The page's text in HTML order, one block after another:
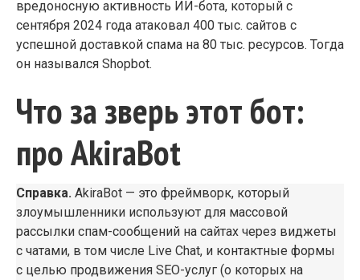
вредоносную активность ИИ-бота, который с
сентября 2024 года атаковал 400 тыс. сайтов с
успешной доставкой спама на 80 тыс. ресурсов. Тогда
он назывался Shopbot.
Что за зверь этот бот:
про AkiraBot
Справка. AkiraBot — это фреймворк, который
злоумышленники используют для массовой
рассылки спам-сообщений на сайтах через виджеты
с чатами, в том числе Live Chat, и контактные формы
с целью продвижения SEO-услуг (о которых на